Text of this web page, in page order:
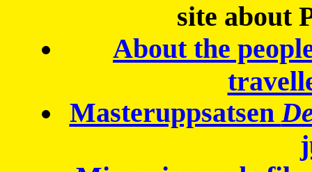
site about
About the
Masteruppsatsen